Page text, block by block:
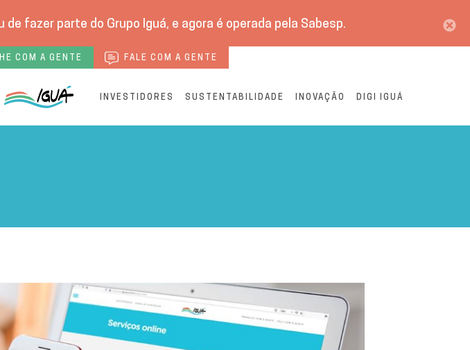
fazer parte do Grupo Iguá, e agora é operada pela Sabesp.
COM A GENTE FALE COM A GENTE
INVESTIDORES SUSTENTABILIDADE INOVAÇÃO DIGI IGUÁ
centralizam atendimento